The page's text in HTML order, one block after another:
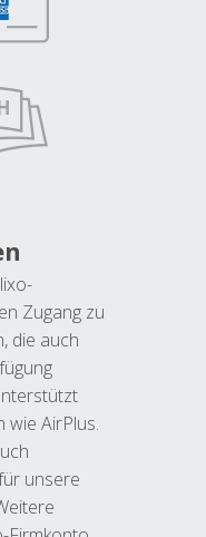
Zugang zu
die auch
wie AirPlus.
unsere